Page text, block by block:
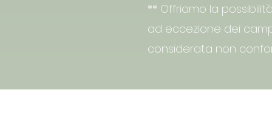
** Offriamo la
ad eccezione dei
considerata non